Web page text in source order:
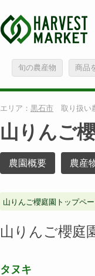
旬の農産物 商品
エリア： 黒石市 取り扱い
山りんご
農園概要 農産
山りんご櫻庭園トップペ
山りんご櫻庭
タヌキ